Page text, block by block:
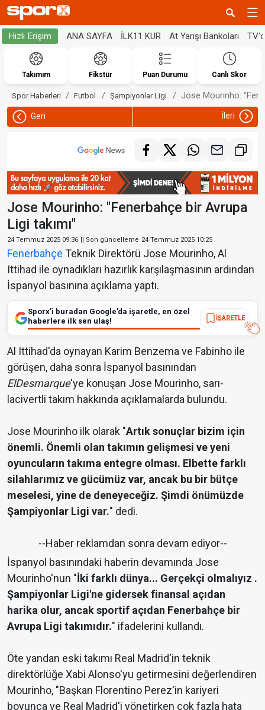
Hızlı Erişim ANA SAYFA İLK11 KUR At Yarışı Bankoları
Takımım Fikstür Puan Durumu Canlı Skor
Spor Haberleri Futbol Şampiyonlar Ligi Jose Mourinho:
Geri İleri
Jose Mourinho: "Fenerbahçe bir Avrupa
Ligi takımı"
24 Temmuz 2025 09:36 || Son güncelleme 24 Temmuz 2025 10:25
Fenerbahçe Teknik Direktörü Jose Mourinho, Al
Ittihad ile oynadıkları hazırlık karşılaşmasının ardından
İspanyol basınına açıklama yaptı.
Sporx’i buradan Google’da işaretle, en özel
haberlere ilk sen ulaş!
İŞARETLE
Al Ittihad'da oynayan Karim Benzema ve Fabinho ile
görüşen, daha sonra İspanyol basınından
ElDesmarque'ye konuşan Jose Mourinho, sarı-
lacivertli takım hakkında açıklamalarda bulundu.
Jose Mourinho ilk olarak "Artık sonuçlar bizim için
önemli. Önemli olan takımın gelişmesi ve yeni
oyuncuların takıma entegre olması. Elbette farklı
silahlarımız ve gücümüz var, ancak bu bir bütçe
meselesi, yine de deneyeceğiz. Şimdi önümüzde
Şampiyonlar Ligi var." dedi.
--Haber reklamdan sonra devam ediyor--
İspanyol basınındaki haberin devamında Jose
Mourinho'nun "İki farklı dünya... Gerçekçi olmalıyız .
Şampiyonlar Ligi'ne gidersek finansal açıdan
harika olur, ancak sportif açıdan Fenerbahçe bir
Avrupa Ligi takımıdır." ifadelerini kullandı.
Öte yandan eski takımı Real Madrid'in teknik
direktörlüğe Xabi Alonso'yu getirmesini değerlendiren
Mourinho, "Başkan Florentino Perez'in kariyeri
boyunca ve Real Madrid'i yönetirken çok fazla hata